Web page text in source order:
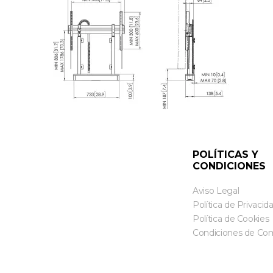
POLÍTICAS Y
CONDICIONES
Aviso Legal
Política de
Política de Cookies
Condiciones de